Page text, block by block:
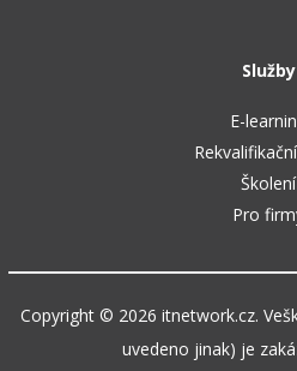
Služby
E-
Školení
Pro
Copyright © 2026 itnetwork.cz.
uvedeno jinak) je